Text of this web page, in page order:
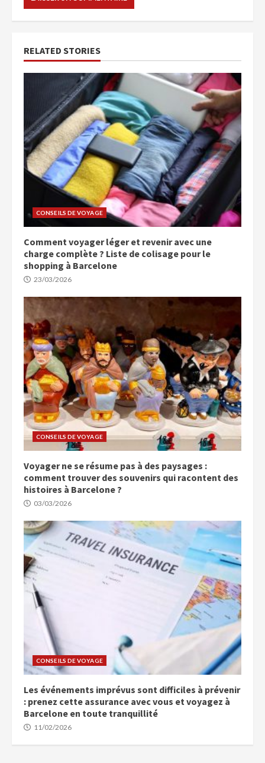
RELATED STORIES
CONSEILS DE VOYAGE
Comment voyager léger et revenir avec une
charge complète ? Liste de colisage pour le
shopping à Barcelone
23/03/2026
CONSEILS DE VOYAGE
Voyager ne se résume pas à des paysages :
comment trouver des souvenirs qui racontent des
histoires à Barcelone ?
03/03/2026
CONSEILS DE VOYAGE
Les événements imprévus sont difficiles à prévenir
: prenez cette assurance avec vous et voyagez à
Barcelone en toute tranquillité
11/02/2026